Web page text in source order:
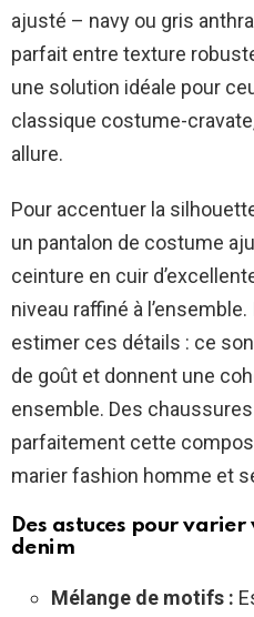
ajusté – navy ou gris
parfait entre texture
une solution idéale pour
classique costume-
allure.
Pour accentuer la
un pantalon de costume
ceinture en cuir
niveau raffiné à
estimer ces détails : ce
de goût et donnent une
ensemble. Des
parfaitement cette
marier fashion homme et
Des astuces pour
denim
Mélange de motifs :